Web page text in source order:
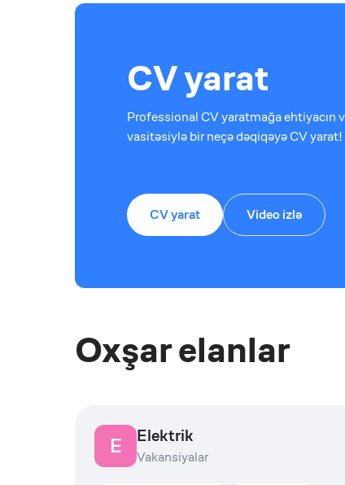
CV yarat
Professional CV yaratmağa ehtiyacın
vasitəsiylə bir neçə dəqiqəyə CV yarat!
CV yarat Video izlə
Oxşar elanlar
E Elektrik
Vakansiyalar